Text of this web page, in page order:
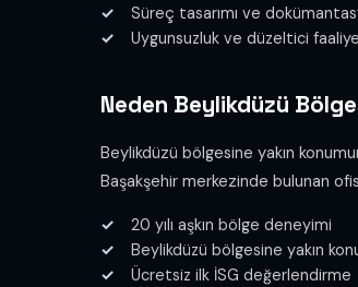
Süreç tasarımı ve
Uygunsuzluk ve düzeltici
Neden Beylikdüzü
Beylikdüzü bölgesine yakın
Başakşehir merkezinde bulunan
20 yılı aşkın bölge deneyimi
Beylikdüzü bölgesine yakın
Ücretsiz ilk İSG değerlendirme